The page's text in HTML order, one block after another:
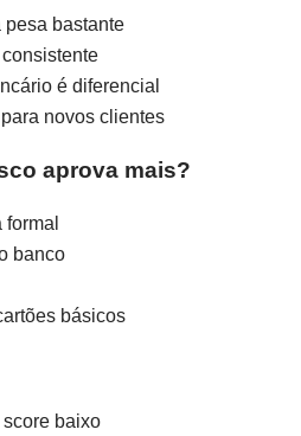
pesa bastante
é diferencial
novos clientes
aprova mais?
banco
básicos
baixo